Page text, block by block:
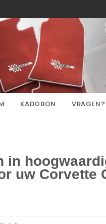
KADOBON VRAGEN?
in
uw Corvette